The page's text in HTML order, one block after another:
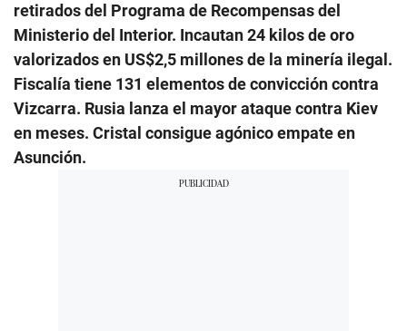
retirados del Programa de Recompensas del
Ministerio del Interior. Incautan 24 kilos de oro
valorizados en US$2,5 millones de la minería ilegal.
Fiscalía tiene 131 elementos de convicción contra
Vizcarra. Rusia lanza el mayor ataque contra Kiev
en meses. Cristal consigue agónico empate en
Asunción.